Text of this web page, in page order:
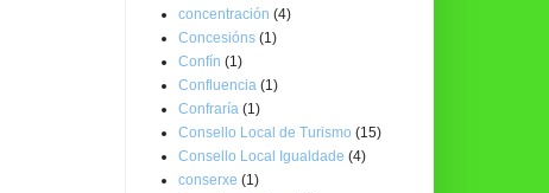
concentración (4)
Concesións (1)
Confín (1)
Confluencia (1)
Confraría (1)
Consello Local de Turismo (15)
Consello Local Igualdade (4)
conserxe (1)